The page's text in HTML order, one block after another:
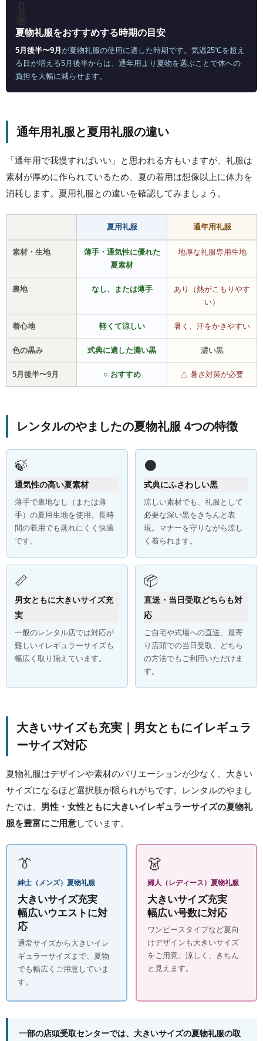
夏物礼服をおすすめする時期の目安
5月後半〜9月が夏物礼服の使用に適した時期です。気温25℃を超え
る日が増える5月後半からは、通年用より夏物を選ぶことで体への
負担を大幅に減らせます。
通年用礼服と夏用礼服の違い
「通年用で我慢すればいい」と思われる方もいますが、礼服は
素材が厚めに作られているため、夏の着用は想像以上に体力を
消耗します。夏用礼服との違いを確認してみましょう。
夏用礼服 通年用礼服
素材・生地
薄手・通気性に優れた
夏素材
地厚な礼服専用生地
裏地 なし、または薄手
あり（熱がこもりやす
い）
着心地 軽くて涼しい 暑く、汗をかきやすい
色の黒み 式典に適した濃い黒 濃い黒
5月後半〜9月 ○ おすすめ △ 暑さ対策が必要
レンタルのやましたの夏物礼服 4つの特徴
🍃
通気性の高い夏素材
薄手で裏地なし（または薄
手）の夏用生地を使用。長時
間の着用でも蒸れにくく快適
です。
⚫
式典にふさわしい黒
涼しい素材でも、礼服として
必要な深い黒をきちんと表
現。マナーを守りながら涼し
く着られます。
📏
男女ともに大きいサイズ充
実
一般のレンタル店では対応が
難しいイレギュラーサイズも
幅広く取り揃えています。
📦
直送・当日受取どちらも対
応
ご自宅や式場への直送、最寄
り店頭での当日受取、どちら
の方法でもご利用いただけま
す。
大きいサイズも充実｜男女ともにイレギュラ
ーサイズ対応
夏物礼服はデザインや素材のバリエーションが少なく、大きい
サイズになるほど選択肢が限られがちです。レンタルのやまし
たでは、 男性・女性ともに大きいイレギュラーサイズの夏物礼
服を豊富にご用意しています。
👔
紳士（メンズ）夏物礼服
大きいサイズ充実
幅広いウエストに対
応
通常サイズから大きいイレ
ギュラーサイズまで、夏物
でも幅広くご用意していま
す。
👗
婦人（レディース）夏物礼服
大きいサイズ充実
幅広い号数に対応
ワンピースタイプなど夏向
けデザインも大きいサイズ
をご用意。涼しく、きちん
と見えます。
一部の店頭受取センターでは、大きいサイズの夏物礼服の取